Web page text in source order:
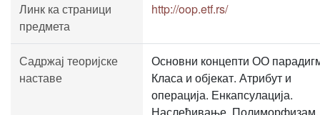
Линк ка страници
предмета
http://oop.etf.rs/
Садржај теоријске
наставе
Основни концепти ОО
Класа и објекат. Атрибут и
операција. Енкапсулација.